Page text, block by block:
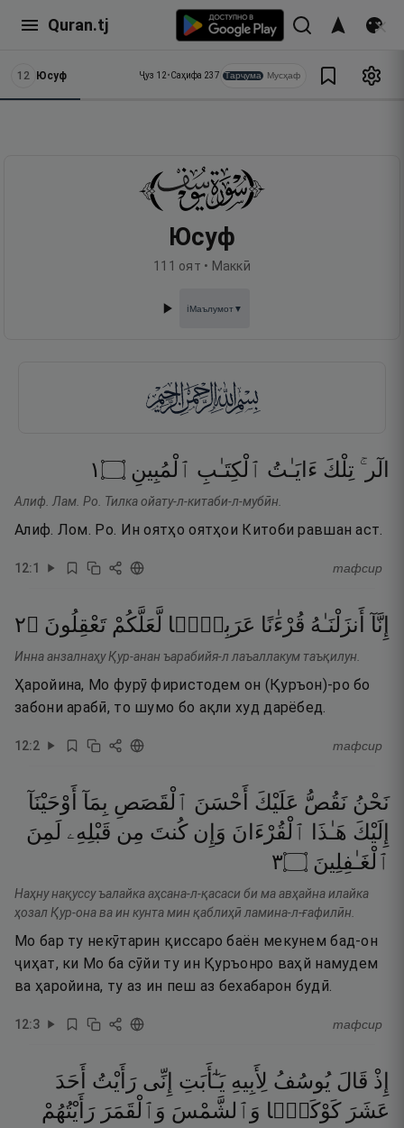
Quran.tj
12 Юсуф Ҷуз 12•Саҳифа 237 Тарҷума Мусҳаф
Юсуф
111 оят • Маккӣ
ℹ️Маълумот▼
الٓر ۚ تِلْكَ ءَايَـٰتُ ٱلْكِتَـٰبِ ٱلْمُبِينِ ۝١
Алиф. Лам. Ро. Тилка ойату-л-китаби-л-мубӣн.
Алиф. Лом. Ро. Ин оятҳо оятҳои Китоби равшан аст.
12:1 тафсир
إِنَّآ أَنزَلْنَـٰهُ قُرْءَٰنًا عَرَبِيًّۭا لَّعَلَّكُمْ تَعْقِلُونَ ۝٢
Инна анзалнаҳу Қур-анан ъарабийя-л лаъаллакум таъқилун.
Ҳаройина, Мо фурӯ фиристодем он (Қуръон)-ро бо
забони арабӣ, то шумо бо ақли худ дарёбед.
12:2 тафсир
نَحْنُ نَقُصُّ عَلَيْكَ أَحْسَنَ ٱلْقَصَصِ بِمَآ
أَوْحَيْنَآ
إِلَيْكَ هَـٰذَا ٱلْقُرْءَانَ وَإِن كُنتَ مِن قَبْلِهِۦ لَمِنَ
ٱلْغَـٰفِلِينَ ۝٣
Наҳну нақуссу ъалайка аҳсана-л-қасаси би ма авҳайна илайка
ҳозал Қур-она ва ин кунта мин қаблиҳӣ ламина-л-ғафилӣн.
Мо бар ту некӯтарин қиссаро баён мекунем бад-он
ҷиҳат, ки Мо ба сӯйи ту ин Қуръонро ваҳй намудем
ва ҳаройина, ту аз ин пеш аз бехабарон будӣ.
12:3 тафсир
إِذْ قَالَ يُوسُفُ لِأَبِيهِ يَـٰٓأَبَتِ إِنِّى رَأَيْتُ
أَحَدَ
عَشَرَ كَوْكَبًۭا وَٱلشَّمْسَ وَٱلْقَمَرَ رَأَيْتُهُمْ